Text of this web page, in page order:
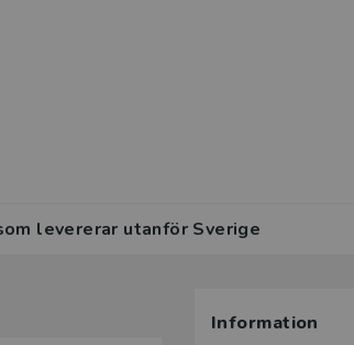
levererar utanför Sverige
Information